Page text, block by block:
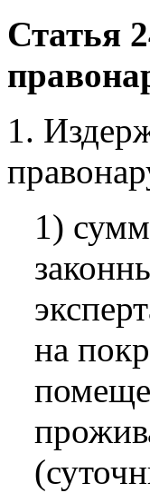
Статья
1.
1)
на